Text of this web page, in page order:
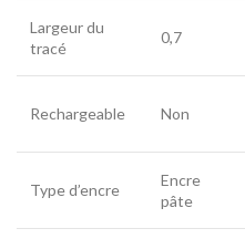
Largeur du
tracé
0,7
Rechargeable Non
Type d’encre
Encre
pâte